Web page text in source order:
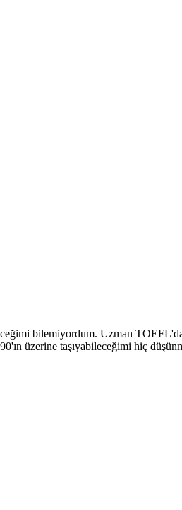
bilemiyordum. Uzman
üzerine taşıyabileceğimi hiç